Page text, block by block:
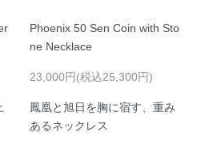
Phoenix 50 Sen Coin with Sto
ne Necklace
23,000円(税込25,300円)
鳳凰と旭日を胸に宿す、重み
あるネックレス